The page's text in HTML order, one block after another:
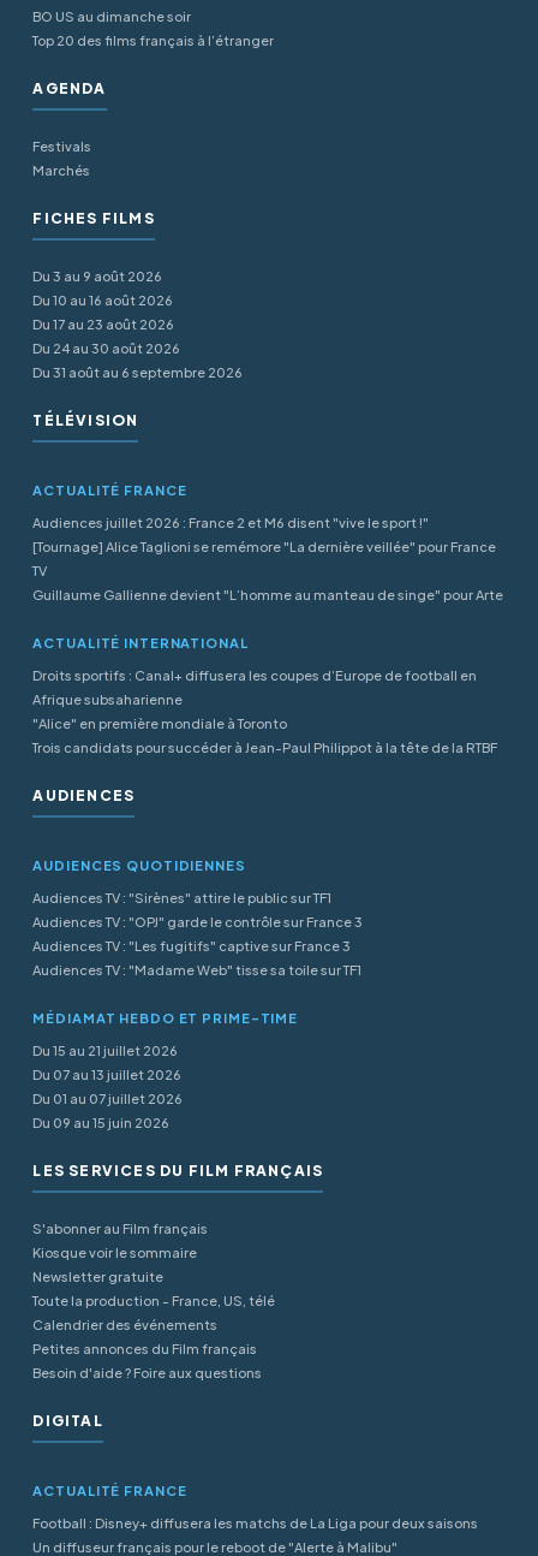
BO US au dimanche soir
Top 20 des films français à l’étranger
AGENDA
Festivals
Marchés
FICHES FILMS
Du 3 au 9 août 2026
Du 10 au 16 août 2026
Du 17 au 23 août 2026
Du 24 au 30 août 2026
Du 31 août au 6 septembre 2026
TÉLÉVISION
ACTUALITÉ FRANCE
Audiences juillet 2026 : France 2 et M6 disent "vive le sport !"
[Tournage] Alice Taglioni se remémore "La dernière veillée" pour France
TV
Guillaume Gallienne devient "L’homme au manteau de singe" pour Arte
ACTUALITÉ INTERNATIONAL
Droits sportifs : Canal+ diffusera les coupes d’Europe de football en
Afrique subsaharienne
"Alice" en première mondiale à Toronto
Trois candidats pour succéder à Jean-Paul Philippot à la tête de la RTBF
AUDIENCES
AUDIENCES QUOTIDIENNES
Audiences TV : "Sirènes" attire le public sur TF1
Audiences TV : "OPJ" garde le contrôle sur France 3
Audiences TV : "Les fugitifs" captive sur France 3
Audiences TV : "Madame Web" tisse sa toile sur TF1
MÉDIAMAT HEBDO ET PRIME-TIME
Du 15 au 21 juillet 2026
Du 07 au 13 juillet 2026
Du 01 au 07 juillet 2026
Du 09 au 15 juin 2026
LES SERVICES DU FILM FRANÇAIS
S'abonner au Film français
Kiosque voir le sommaire
Newsletter gratuite
Toute la production - France, US, télé
Calendrier des événements
Petites annonces du Film français
Besoin d'aide ? Foire aux questions
DIGITAL
ACTUALITÉ FRANCE
Football : Disney+ diffusera les matchs de La Liga pour deux saisons
Un diffuseur français pour le reboot de "Alerte à Malibu"